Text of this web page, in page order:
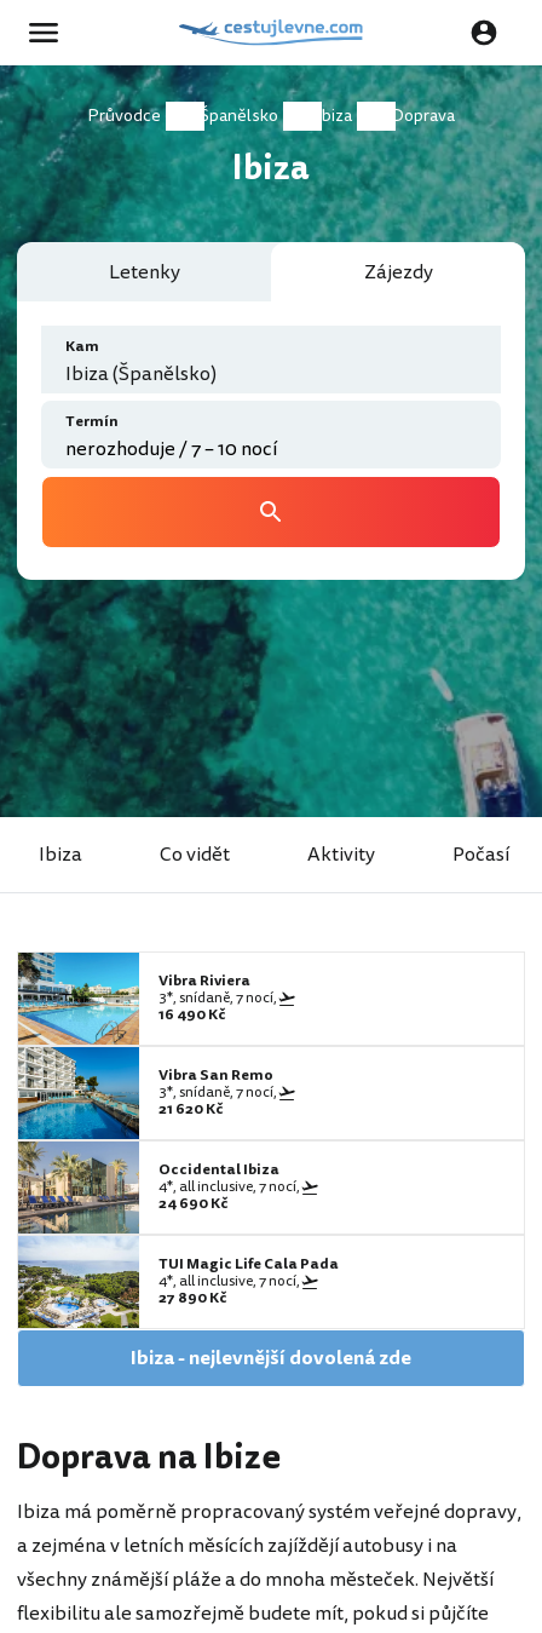
Průvodce Španělsko Ibiza Doprava
Ibiza
Letenky Zájezdy
Kam
Ibiza (Španělsko)
Termín
Ibiza Co vidět Aktivity Počasí
Vibra Riviera
3*, snídaně, 7 nocí,
16 490 Kč
Vibra San Remo
3*, snídaně, 7 nocí,
21 620 Kč
Occidental Ibiza
4*, all inclusive, 7 nocí,
24 690 Kč
TUI Magic Life Cala Pada
4*, all inclusive, 7 nocí,
27 890 Kč
Ibiza - nejlevnější dovolená zde
Doprava na Ibize
Ibiza má poměrně propracovaný systém veřejné dopravy,
a zejména v letních měsících zajíždějí autobusy i na
všechny známější pláže a do mnoha městeček. Největší
flexibilitu ale samozřejmě budete mít, pokud si půjčíte